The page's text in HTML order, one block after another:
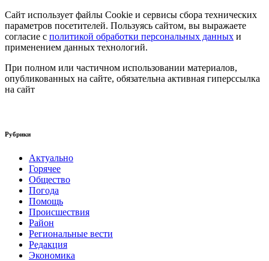
Сайт использует файлы Cookie и сервисы сбора технических
параметров посетителей. Пользуясь сайтом, вы выражаете
согласие с политикой обработки персональных данных и
применением данных технологий.
При полном или частичном использовании материалов,
опубликованных на сайте, обязательна активная гиперссылка
на сайт
Рубрики
Актуально
Горячее
Общество
Погода
Помощь
Происшествия
Район
Региональные вести
Редакция
Экономика